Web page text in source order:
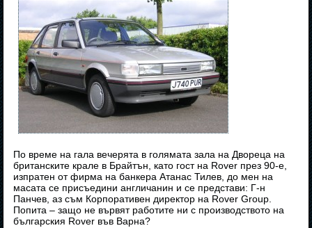
По време на гала вечерята в голямата зала на Двореца на
британските крале в Брайтън, като гост на Rover през 90-е,
изпратен от фирма на банкера Атанас Тилев, до мен на
масата се присъедини англичанин и се представи: Г-н
Панчев, аз съм Корпоративен директор на Rover Group.
Попита – защо не вървят работите ни с производството на
българския Rover във Варна?